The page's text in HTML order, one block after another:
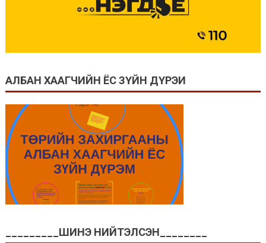
АЛБАН ХААГЧИЙН ЁС ЗҮЙН ДҮРЭИ
_________ШИНЭ НИЙТЭЛСЭН________